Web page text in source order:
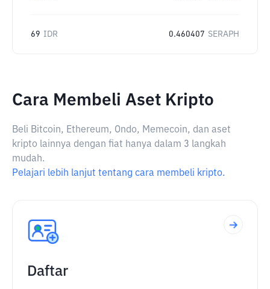
69 IDR 0.460407 SERAPH
Cara Membeli Aset Kripto
Beli Bitcoin, Ethereum, Ondo, Memecoin, dan aset
kripto lainnya dengan fiat hanya dalam 3 langkah
mudah.
Pelajari lebih lanjut tentang cara membeli kripto.
Daftar